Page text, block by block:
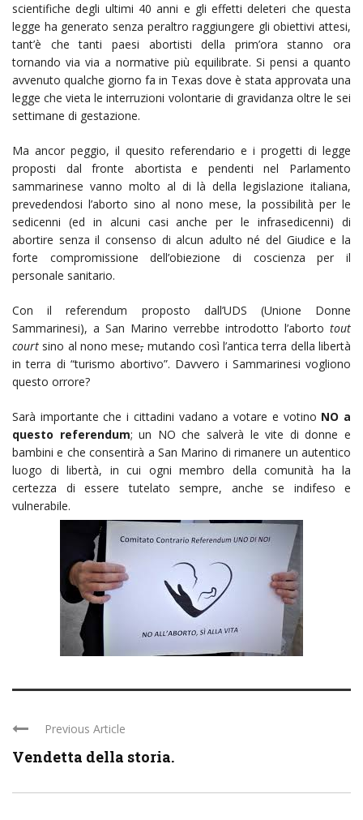
scientifiche degli ultimi 40 anni e gli effetti deleteri che questa
legge ha generato senza peraltro raggiungere gli obiettivi attesi,
tant’è che tanti paesi abortisti della prim’ora stanno ora
tornando via via a normative più equilibrate. Si pensi a quanto
avvenuto qualche giorno fa in Texas dove è stata approvata una
legge che vieta le interruzioni volontarie di gravidanza oltre le sei
settimane di gestazione.
Ma ancor peggio, il quesito referendario e i progetti di legge
proposti dal fronte abortista e pendenti nel Parlamento
sammarinese vanno molto al di là della legislazione italiana,
prevedendosi l’aborto sino al nono mese, la possibilità per le
sedicenni (ed in alcuni casi anche per le infrasedicenni) di
abortire senza il consenso di alcun adulto né del Giudice e la
forte compromissione dell’obiezione di coscienza per il
personale sanitario.
Con il referendum proposto dall’UDS (Unione Donne
Sammarinesi), a San Marino verrebbe introdotto l’aborto tout
court sino al nono mese,mutando così l’antica terra della libertà
in terra di “turismo abortivo”. Davvero i Sammarinesi vogliono
questo orrore?
Sarà importante che i cittadini vadano a votare e votino NO a
questo referendum; un NO che salverà le vite di donne e
bambini e che consentirà a San Marino di rimanere un autentico
luogo di libertà, in cui ogni membro della comunità ha la
certezza di essere tutelato sempre, anche se indifeso e
vulnerabile.
Previous Article
Vendetta della storia.